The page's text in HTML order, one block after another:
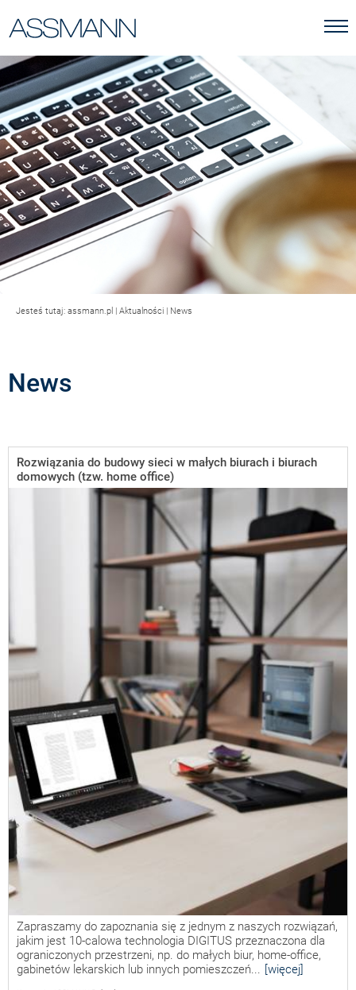
Jesteś tutaj: assmann.pl | Aktualności | News
News
Rozwiązania do budowy sieci w małych biurach i biurach
domowych (tzw. home office)
Zapraszamy do zapoznania się z jednym z naszych rozwiązań,
jakim jest 10-calowa technologia DIGITUS przeznaczona dla
ograniczonych przestrzeni, np. do małych biur, home-office,
gabinetów lekarskich lub innych pomieszczeń... [więcej]